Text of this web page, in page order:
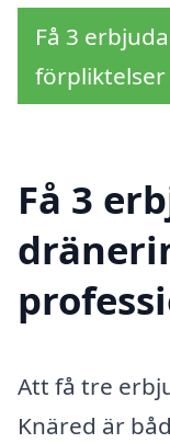
Få 3
förpliktelser
Få 3
Att få tre
Knäred är